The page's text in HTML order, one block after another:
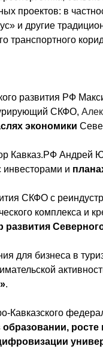
проектов: в
и другие
транспортного
развития РФ
СКФО,
экономики
Кавказ.РФ Андрей
инвесторами и
СКФО с
комплекса и
развития
для бизнеса в
.
Кавказского
образовании,